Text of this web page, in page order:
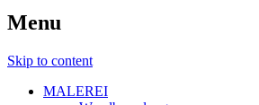
Menu
Skip to content
MALEREI